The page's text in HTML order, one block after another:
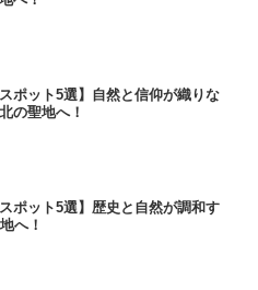
ポット5選】自然と信仰が織りな
の聖地へ！
ポット5選】歴史と自然が調和す
へ！